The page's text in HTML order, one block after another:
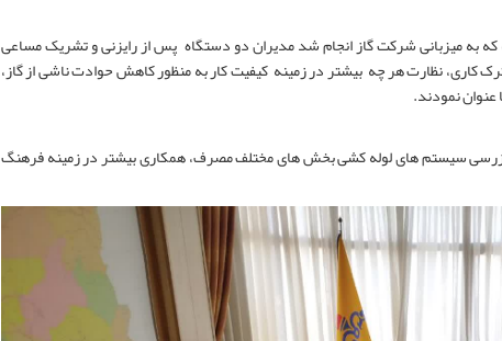
به میزبانی شرکت گاز انجام شد مدیران دو دستگاه پس از رایزنی و تشریک مساعی
نظارت هر چه بیشتر در زمینه کیفیت کار به منظور کاهش حوادت ناشی از گاز،
عنوان نمودند.
سیستم های لوله کشی بخش های مختلف مصرف، همکاری بیشتر در زمینه فرهنگ